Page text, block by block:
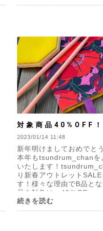
対象商品40%OFF！
レットSALE開催！
2023/01/14 11:48
新年明けましておめでと
本年もtsundrum_chanを
いたします！
り新春アウトレット
す！様々な理由でB品と
品を対象に、40％OF...
続きを読む